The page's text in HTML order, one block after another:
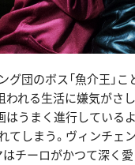
グ団のボス「魚介王」
われる生活に嫌気がさ
はうまく進行している
てしまう。ヴィンチェ
はチーロがかつて深く